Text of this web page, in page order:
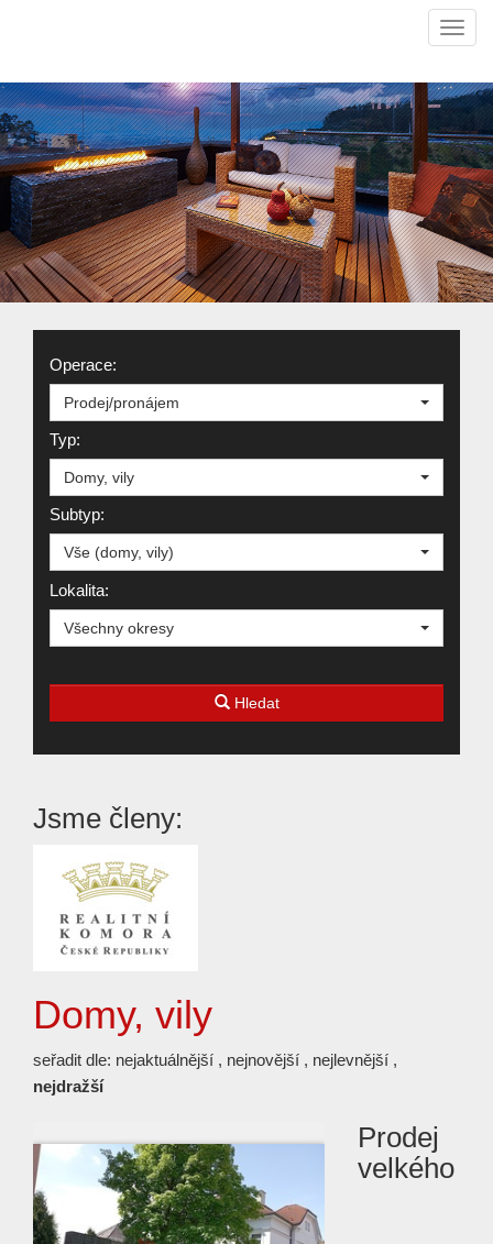
Operace:
Prodej/pronájem
Typ:
Domy, vily
Subtyp:
Vše (domy, vily)
Lokalita:
Všechny okresy
Hledat
Jsme členy:
Domy, vily
seřadit dle: nejaktuálnější , nejnovější , nejlevnější ,
nejdražší
Prodej
velkého